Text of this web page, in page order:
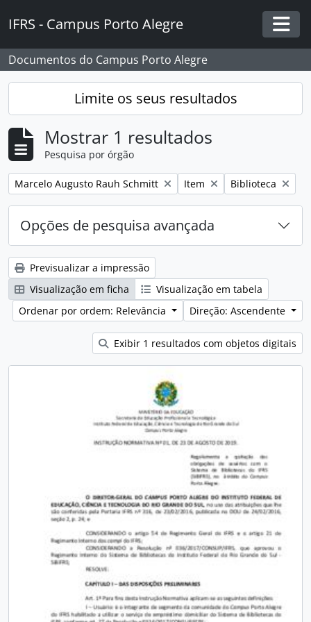
IFRS - Campus Porto Alegre
Documentos do Campus Porto Alegre
Limite os seus resultados
Mostrar 1 resultados
Pesquisa por órgão
Remover filtro:
Marcelo Augusto Rauh Schmitt Remover filtro:
Item Remover filtro:
Biblioteca
Opções de pesquisa avançada
Previsualizar a impressão
Visualização em ficha
Visualização em tabela
Ordenar por ordem: Relevância
Direção: Ascendente
Exibir 1 resultados com objetos digitais